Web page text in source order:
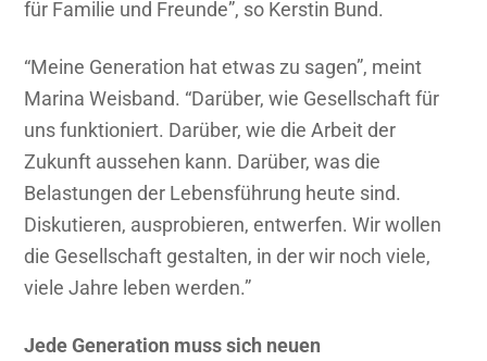
für Familie und Freunde”, so Kerstin Bund.
“Meine Generation hat etwas zu sagen”, meint
Marina Weisband. “Darüber, wie Gesellschaft für
uns funktioniert. Darüber, wie die Arbeit der
Zukunft aussehen kann. Darüber, was die
Belastungen der Lebensführung heute sind.
Diskutieren, ausprobieren, entwerfen. Wir wollen
die Gesellschaft gestalten, in der wir noch viele,
viele Jahre leben werden.”
Jede Generation muss sich neuen